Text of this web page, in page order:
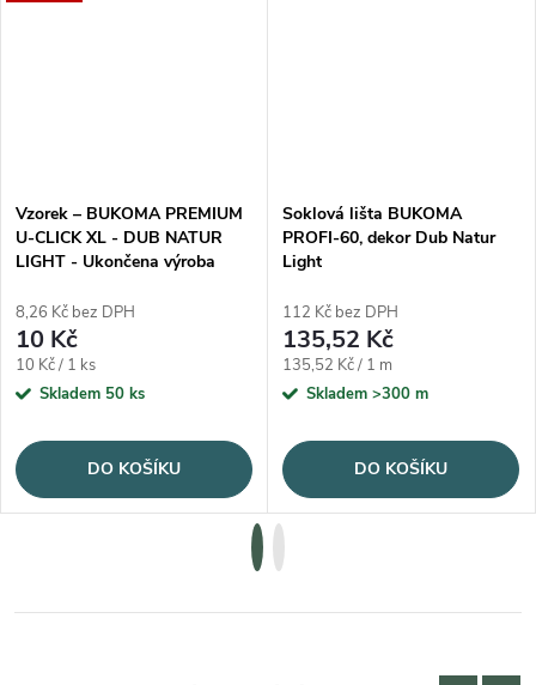
Vzorek – BUKOMA PREMIUM
U-CLICK XL - DUB NATUR
LIGHT - Ukončena výroba
8,26 Kč bez DPH
10 Kč
Měrná cena:
10 Kč / 1 ks
Skladem 50 ks
DO KOŠÍKU
Soklová lišta BUKOMA
PROFI-60, dekor Dub Natur
Light
112 Kč bez DPH
135,52 Kč
Měrná cena:
135,52 Kč / 1 m
Skladem >300 m
DO KOŠÍKU